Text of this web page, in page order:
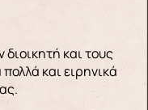
και τους
και ειρηνικά